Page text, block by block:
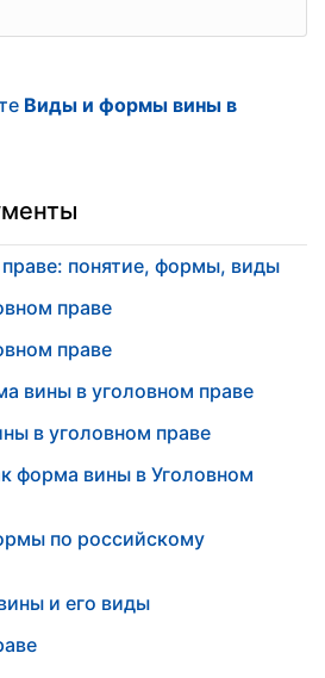
Виды и формы вины в
понятие, формы, виды
праве
праве
вины в уголовном праве
в уголовном праве
форма вины в Уголовном
по российскому
и его виды